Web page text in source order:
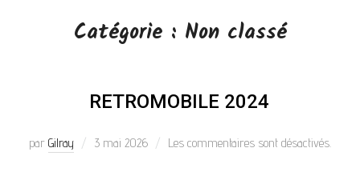
Catégorie : Non classé
RETROMOBILE 2024
par Gilray 3 mai 2026 Les commentaires sont désactivés.